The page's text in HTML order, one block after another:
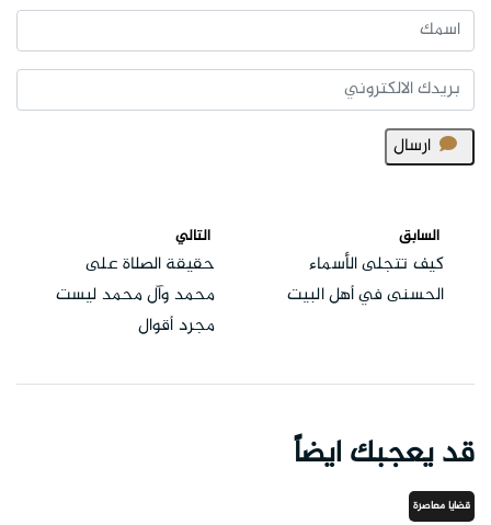
ارسال
السابق
كيف تتجلى الأسماء
الحسنى في أهل البيت
التالي
حقيقة الصلاة على
محمد وآل محمد ليست
مجرد أقوال
قد يعجبك ايضاً
قضايا معاصرة